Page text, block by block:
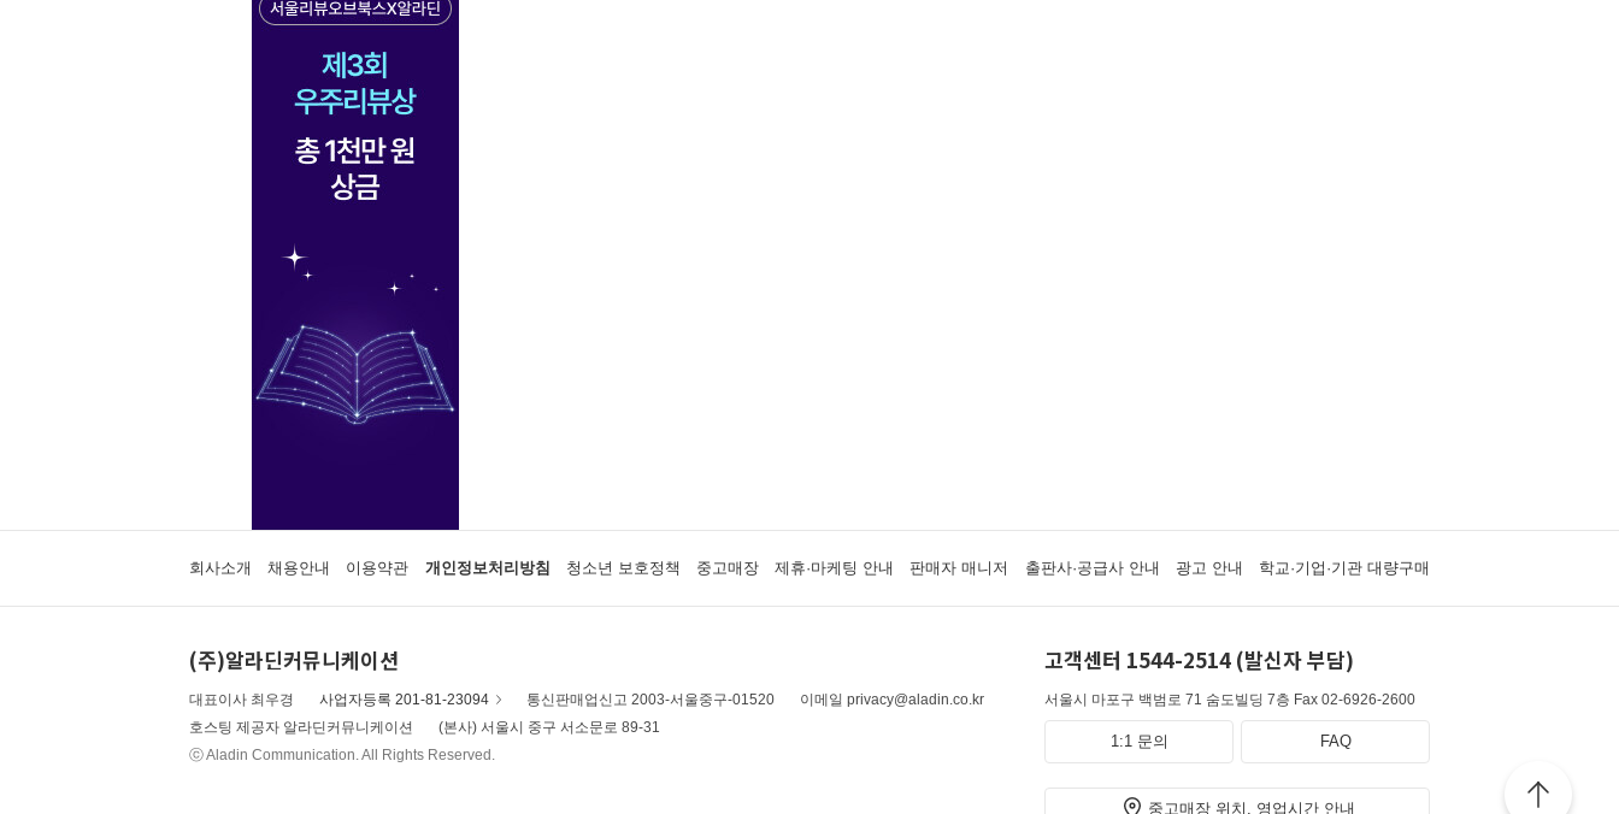
회사소개 채용안내 이용약관 개인정보처리방침 청소년 보호정책 중고매장 제휴·마케팅 안내 판매자 매니저 출판사·공급사 안내 광고 안내 학교·기업·기관 대량구매
(주)알라딘커뮤니케이션
대표이사 최우경 사업자등록 201-81-23094 통신판매업신고 2003-서울중구-01520
이메일 privacy@aladin.co.kr
호스팅 제공자 알라딘커뮤니케이션
(본사) 서울시 중구 서소문로 89-31
ⓒ Aladin Communication. All Rights Reserved.
고객센터 1544-2514 (발신자 부담)
서울시 마포구 백범로 71 숨도빌딩 7층 Fax 02-6926-2600
1:1 문의 FAQ
중고매장 위치, 영업시간 안내